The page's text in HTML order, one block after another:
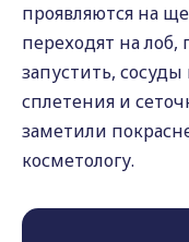
проявляются на
переходят на лоб,
запустить,
сплетения и
заметили
косметологу.